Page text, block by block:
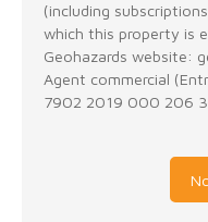
(including
which this property is
Geohazards website:
Agent commercial
7902 2019 000 206